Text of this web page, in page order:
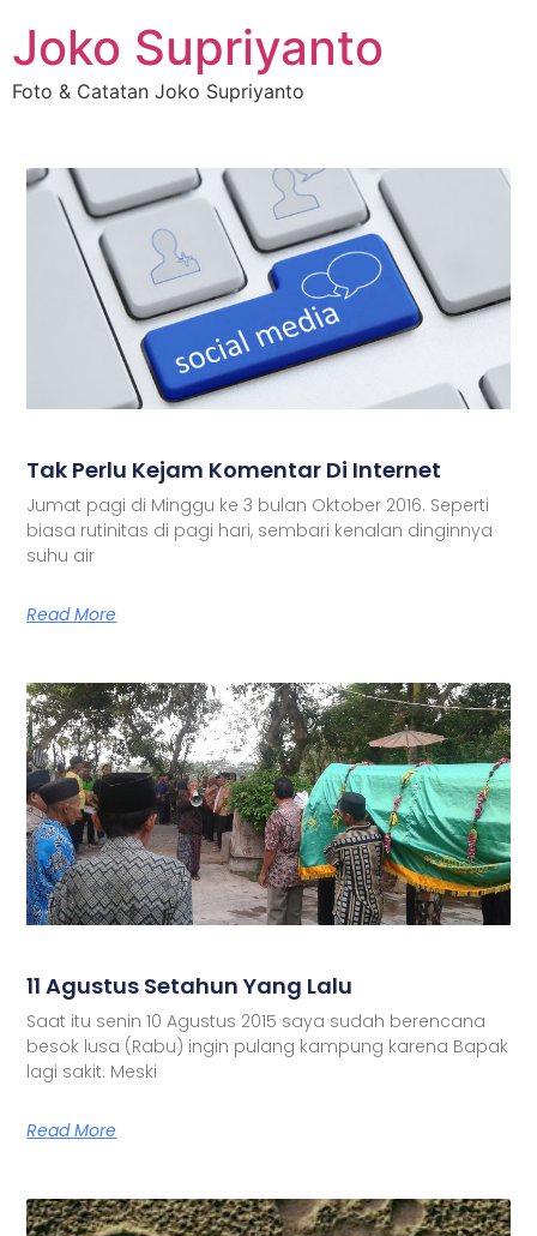
Joko Supriyanto
Foto & Catatan Joko Supriyanto
Tak Perlu Kejam Komentar Di Internet
Jumat pagi di Minggu ke 3 bulan Oktober 2016. Seperti
biasa rutinitas di pagi hari, sembari kenalan dinginnya
suhu air
Read More
11 Agustus Setahun Yang Lalu
Saat itu senin 10 Agustus 2015 saya sudah berencana
besok lusa (Rabu) ingin pulang kampung karena Bapak
lagi sakit. Meski
Read More